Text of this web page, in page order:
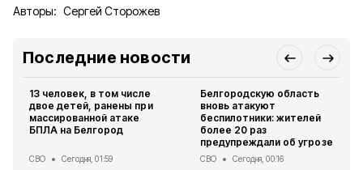
Авторы: Сергей Сторожев
Последние новости
13 человек, в том числе
двое детей, ранены при
массированной атаке
БПЛА на Белгород
СВО Сегодня, 01:59
Белгородскую область
вновь атакуют
беспилотники: жителей
более 20 раз
предупреждали об угрозе
СВО Сегодня, 00:16